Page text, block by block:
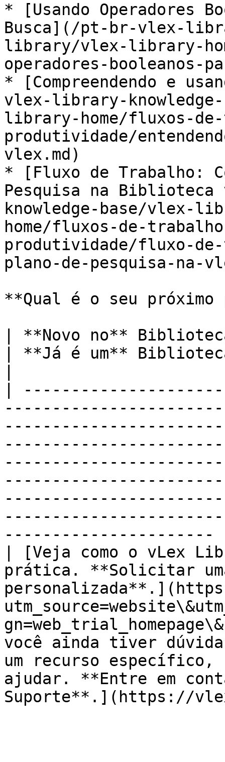
* [Usando Operadores
Busca](/pt-br-vlex-
library/vlex-library-
operadores-booleanos-
* [Compreendendo e
vlex-library-
library-home/fluxos-
produtividade/
vlex.md)
* [Fluxo de Trabalho:
Pesquisa na
knowledge-base/
home/fluxos-de-
produtividade/fluxo-
plano-de-pesquisa-na-
**Qual é o seu próximo
| **Novo no**
| **Já é um**
|
----------------------
| [Veja como o vLex
prática. **Solicitar uma
você ainda tiver
um recurso específico,
ajudar. **Entre em